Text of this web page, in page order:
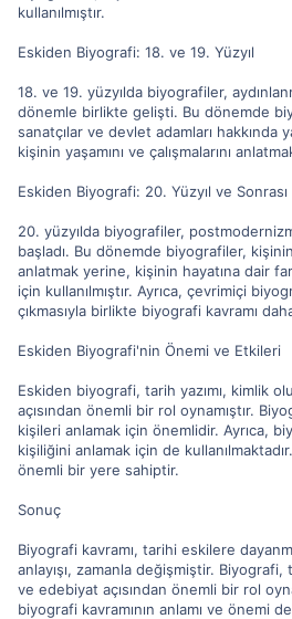
kullanılmıştır.
Eskiden Biyografi: 18. ve 19. Yüzyıl
18. ve 19. yüzyılda biyografiler,
dönemle birlikte gelişti. Bu dönemde
sanatçılar ve devlet adamları hakkında
kişinin yaşamını ve çalışmalarını
Eskiden Biyografi: 20. Yüzyıl ve Sonrası
20. yüzyılda biyografiler,
başladı. Bu dönemde biyografiler,
anlatmak yerine, kişinin hayatına dair
için kullanılmıştır. Ayrıca, çevrimiçi
çıkmasıyla birlikte biyografi kavramı
Eskiden Biyografi'nin Önemi ve Etkileri
Eskiden biyografi, tarih yazımı, kimlik
açısından önemli bir rol oynamıştır.
kişileri anlamak için önemlidir. Ayrıca,
kişiliğini anlamak için de
önemli bir yere sahiptir.
Sonuç
Biyografi kavramı, tarihi eskilere
anlayışı, zamanla değişmiştir. Biyografi,
ve edebiyat açısından önemli bir rol
biyografi kavramının anlamı ve önemi